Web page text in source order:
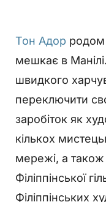
Тон Адор родом
мешкає в
швидкого
переключити
заробіток як
кількох
мережі, а
Філіппінської
Філіппінських